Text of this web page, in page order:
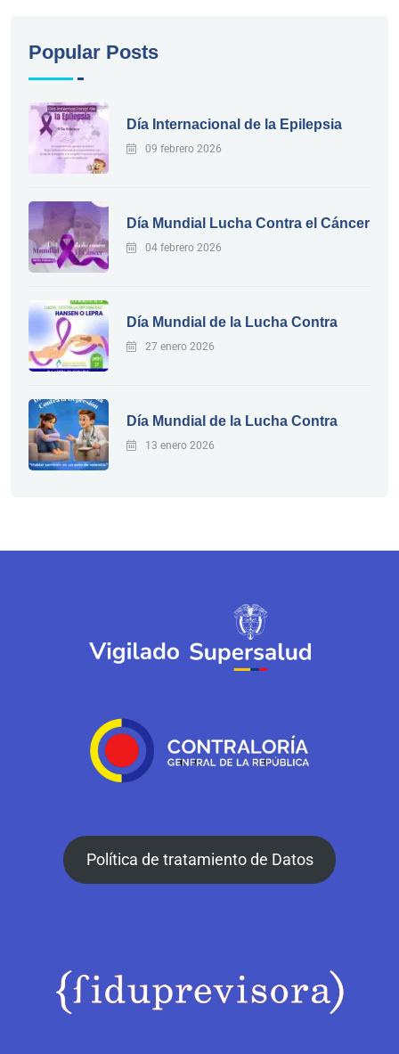
Popular Posts
Día Internacional de la Epilepsia
09 febrero 2026
Día Mundial Lucha Contra el Cáncer
04 febrero 2026
Día Mundial de la Lucha Contra
27 enero 2026
Día Mundial de la Lucha Contra
13 enero 2026
Política de tratamiento de Datos